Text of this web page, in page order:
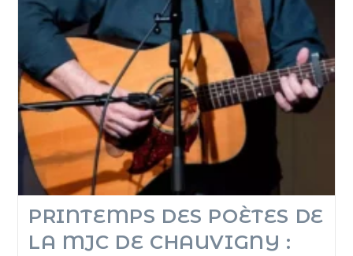
PRINTEMPS DES POÈTES DE
LA MJC DE CHAUVIGNY :